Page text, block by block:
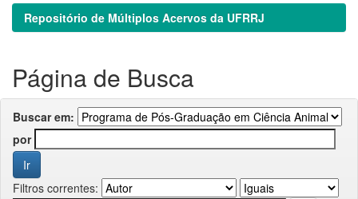
Repositório de Múltiplos Acervos da UFRRJ
Página de Busca
Buscar em:
por
Filtros correntes: